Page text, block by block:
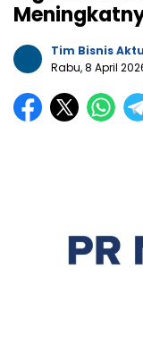
Tim Bisnis
Rabu, 8 April